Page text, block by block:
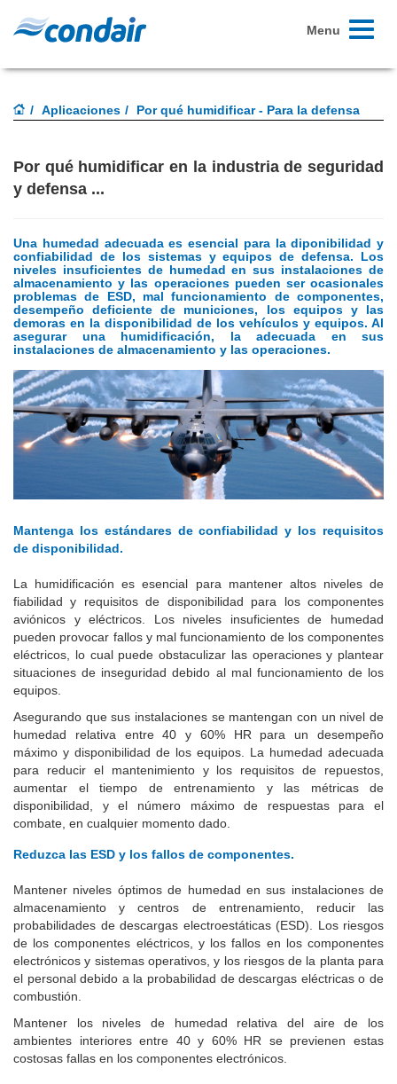
Toggle
Menu
Aplicaciones Por qué humidificar - Para la defensa
Por qué humidificar en la industria de seguridad
y defensa ...
Una humedad adecuada es esencial para la diponibilidad y
confiabilidad de los sistemas y equipos de defensa. Los
niveles insuficientes de humedad en sus instalaciones de
almacenamiento y las operaciones pueden ser ocasionales
problemas de ESD, mal funcionamiento de componentes,
desempeño deficiente de municiones, los equipos y las
demoras en la disponibilidad de los vehículos y equipos. Al
asegurar una humidificación, la adecuada en sus
instalaciones de almacenamiento y las operaciones.
Mantenga los estándares de confiabilidad y los requisitos
de disponibilidad.
La humidificación es esencial para mantener altos niveles de
fiabilidad y requisitos de disponibilidad para los componentes
aviónicos y eléctricos. Los niveles insuficientes de humedad
pueden provocar fallos y mal funcionamiento de los componentes
eléctricos, lo cual puede obstaculizar las operaciones y plantear
situaciones de inseguridad debido al mal funcionamiento de los
equipos.
Asegurando que sus instalaciones se mantengan con un nivel de
humedad relativa entre 40 y 60% HR para un desempeño
máximo y disponibilidad de los equipos. La humedad adecuada
para reducir el mantenimiento y los requisitos de repuestos,
aumentar el tiempo de entrenamiento y las métricas de
disponibilidad, y el número máximo de respuestas para el
combate, en cualquier momento dado.
Reduzca las ESD y los fallos de componentes.
Mantener niveles óptimos de humedad en sus instalaciones de
almacenamiento y centros de entrenamiento, reducir las
probabilidades de descargas electroestáticas (ESD). Los riesgos
de los componentes eléctricos, y los fallos en los componentes
electrónicos y sistemas operativos, y los riesgos de la planta para
el personal debido a la probabilidad de descargas eléctricas o de
combustión.
Mantener los niveles de humedad relativa del aire de los
ambientes interiores entre 40 y 60% HR se previenen estas
costosas fallas en los componentes electrónicos.